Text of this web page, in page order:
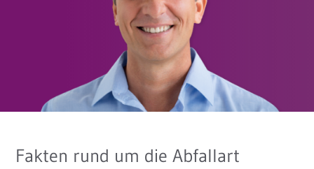
Fakten rund um die Abfallart